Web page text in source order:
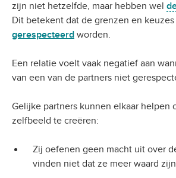
zijn niet hetzelfde, maar hebben wel
Dit betekent dat de grenzen en
gerespecteerd worden.
Een relatie voelt vaak negatief aan
van een van de partners niet
Gelijke partners kunnen elkaar helpen
zelfbeeld te creëren:
Zij oefenen geen macht uit over
vinden niet dat ze meer waard